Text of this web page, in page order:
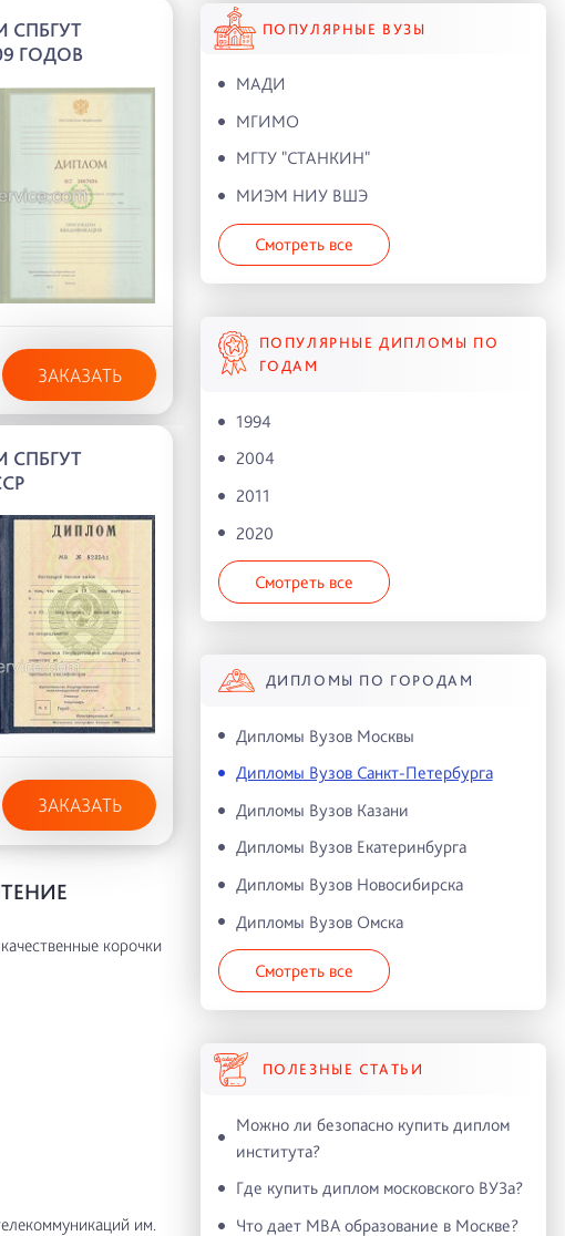
ГОДОВ
ЗАКАЗАТЬ
ЗАКАЗАТЬ
корочки
им.
ПОПУЛЯРНЫЕ ВУЗЫ
МАДИ
МГИМО
МГТУ "СТАНКИН"
МИЭМ НИУ ВШЭ
Смотреть все
ПОПУЛЯРНЫЕ ДИПЛОМЫ ПО
ГОДАМ
1994
2004
2011
2020
Смотреть все
ДИПЛОМЫ ПО ГОРОДАМ
Дипломы Вузов Москвы
Дипломы Вузов Санкт-Петербурга
Дипломы Вузов Казани
Дипломы Вузов Екатеринбурга
Дипломы Вузов Новосибирска
Дипломы Вузов Омска
Смотреть все
ПОЛЕЗНЫЕ СТАТЬИ
Можно ли безопасно купить диплом
института?
Где купить диплом московского ВУЗа?
Что дает MBA образование в Москве?